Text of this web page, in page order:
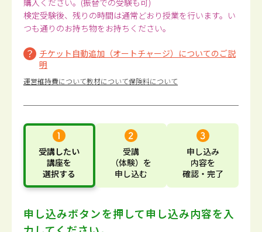
購入ください。(振替での受験も可)
検定受験後、残りの時間は通常どおり授業を行います。い
つも通りのお持ち物をお持ちください。
チケット自動追加（オートチャージ）についてのご説
明
運営維持費について教材について保険料について
受講したい
講座を
選択する
受講
（体験） を
申し込む
申し込み
内容を
確認・完了
申し込みボタンを押して申し込み内容を入